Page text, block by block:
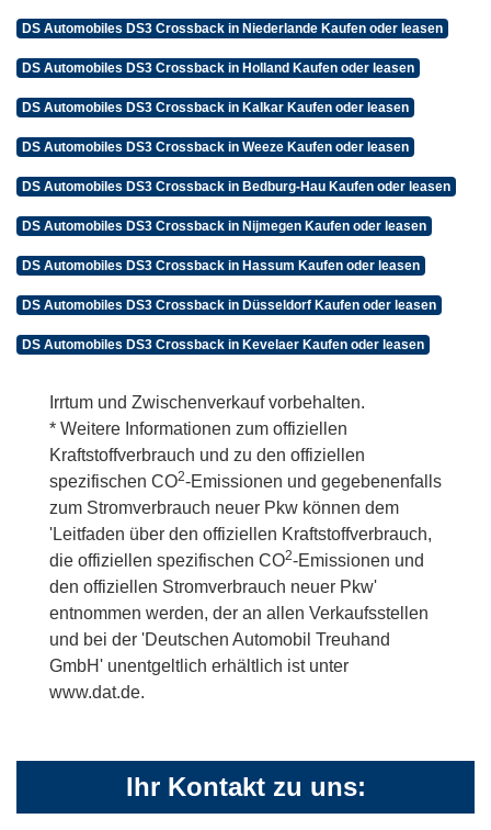
DS Automobiles DS3 Crossback in Niederlande Kaufen oder leasen
DS Automobiles DS3 Crossback in Holland Kaufen oder leasen
DS Automobiles DS3 Crossback in Kalkar Kaufen oder leasen
DS Automobiles DS3 Crossback in Weeze Kaufen oder leasen
DS Automobiles DS3 Crossback in Bedburg-Hau Kaufen oder leasen
DS Automobiles DS3 Crossback in Nijmegen Kaufen oder leasen
DS Automobiles DS3 Crossback in Hassum Kaufen oder leasen
DS Automobiles DS3 Crossback in Düsseldorf Kaufen oder leasen
DS Automobiles DS3 Crossback in Kevelaer Kaufen oder leasen
Irrtum und Zwischenverkauf vorbehalten.
* Weitere Informationen zum offiziellen
Kraftstoffverbrauch und zu den offiziellen
spezifischen CO2-Emissionen und gegebenenfalls
zum Stromverbrauch neuer Pkw können dem
'Leitfaden über den offiziellen Kraftstoffverbrauch,
die offiziellen spezifischen CO2-Emissionen und
den offiziellen Stromverbrauch neuer Pkw'
entnommen werden, der an allen Verkaufsstellen
und bei der 'Deutschen Automobil Treuhand
GmbH' unentgeltlich erhältlich ist unter
www.dat.de.
Ihr Kontakt zu uns: